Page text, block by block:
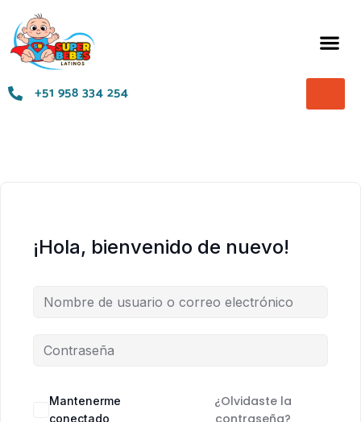
+51 958 334 254
¡Hola, bienvenido de nuevo!
Mantenerme
conectado
¿Olvidaste la
contraseña?